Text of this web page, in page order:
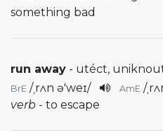
something bad
run away - utéct,
BrE /ˌrʌn ə'weɪ/ AmE /
verb - to escape